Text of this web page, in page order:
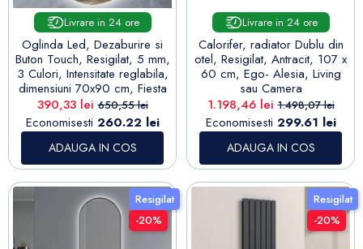
Livrare in 24 ore
Oglinda Led, Dezaburire si
Buton Touch, Resigilat, 5 mm,
3 Culori, Intensitate reglabila,
dimensiuni 70x90 cm, Fiesta
Pret
390,33 leiPret de baza
650,55 lei
Economisesti 260.22 lei
ADAUGA IN COS
Livrare in 24 ore
Calorifer, radiator Dublu din
otel, Resigilat, Antracit, 107 x
60 cm, Ego- Alesia, Living
sau Camera
Pret
1.198,46 leiPret de baza
1.498,07 lei
Economisesti 299.61 lei
ADAUGA IN COS
Resigilat
-20%
Resigilat
-20%